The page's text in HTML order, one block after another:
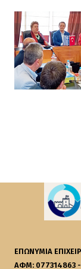
ΕΠΩΝΥΜΙΑ
ΑΦΜ: 077314863